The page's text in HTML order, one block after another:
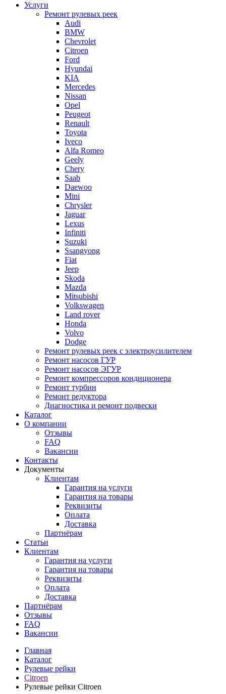
Услуги
Ремонт рулевых реек
Audi
BMW
Chevrolet
Citroen
Ford
Hyundai
KIA
Mercedes
Nissan
Opel
Peugeot
Renault
Toyota
Iveco
Alfa Romeo
Geely
Chery
Saab
Daewoo
Mini
Chrysler
Jaguar
Lexus
Infiniti
Suzuki
Ssangyong
Fiat
Jeep
Skoda
Mazda
Mitsubishi
Volkswagen
Land rover
Honda
Volvo
Dodge
Ремонт рулевых реек с электроусилителем
Ремонт насосов ГУР
Ремонт насосов ЭГУР
Ремонт компрессоров кондиционера
Ремонт турбин
Ремонт редуктора
Диагностика и ремонт подвески
Каталог
О компании
Отзывы
FAQ
Вакансии
Контакты
Документы
Клиентам
Гарантия на услуги
Гарантия на товары
Реквизиты
Оплата
Доставка
Партнёрам
Статьи
Клиентам
Гарантия на услуги
Гарантия на товары
Реквизиты
Оплата
Доставка
Партнёрам
Отзывы
FAQ
Вакансии
Главная
Каталог
Рулевые рейки
Citroen
Рулевые рейки Citroen